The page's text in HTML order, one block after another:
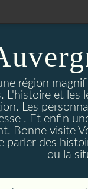
région
L'histoire et les
Les
. Et enfin
Bonne visite
parler des
ou la